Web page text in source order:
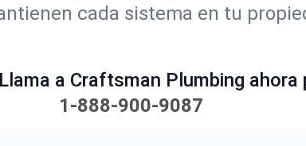
cada sistema en tu
a Craftsman Plumbing ahora
1-888-900-9087